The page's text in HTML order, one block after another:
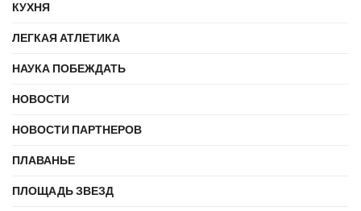
КУХНЯ
ЛЕГКАЯ АТЛЕТИКА
НАУКА ПОБЕЖДАТЬ
НОВОСТИ
НОВОСТИ ПАРТНЕРОВ
ПЛАВАНЬЕ
ПЛОЩАДЬ ЗВЕЗД